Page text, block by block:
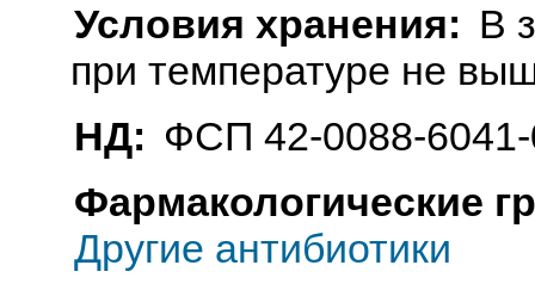
Условия хранения: В
при температуре не
НД: ФСП 42-0088-
Фармакологические
Другие антибиотики